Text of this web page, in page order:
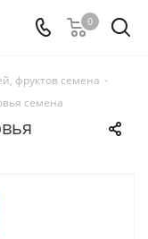
0
фруктов семена -
семена